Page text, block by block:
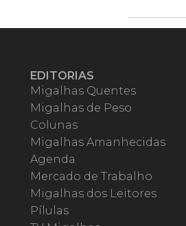
EDITORIAS
Migalhas Quentes
Migalhas de Peso
Colunas
Migalhas Amanhecidas
Agenda
Mercado de Trabalho
Migalhas dos Leitores
Pílulas